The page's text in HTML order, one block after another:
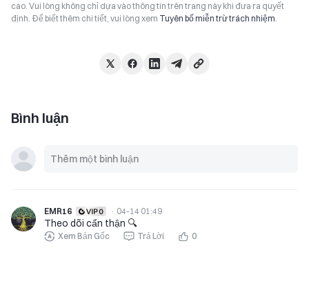
cao. Vui lòng không chỉ dựa vào thông tin trên trang này khi đưa ra quyết
định. Để biết thêm chi tiết, vui lòng xem Tuyên bố miễn trừ trách nhiệm.
Bình luận
EMR16 · 04-14 01:49
Theo dõi cẩn thận 🔍
Xem Bản Gốc Trả Lời 0